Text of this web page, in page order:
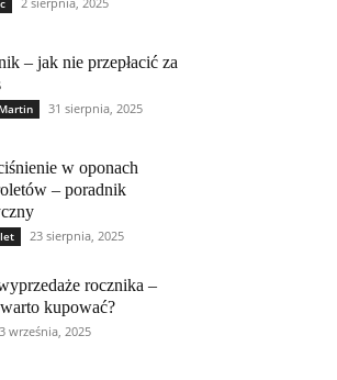
– jak nie przepłacić za
31 sierpnia, 2025
w oponach
– poradnik
23 sierpnia, 2025
rocznika –
kupować?
3 września, 2025